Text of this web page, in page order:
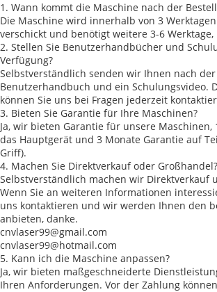
1. Wann kommt die Maschine nach der
Die Maschine wird innerhalb von 3
verschickt und benötigt weitere 3-6
2. Stellen Sie Benutzerhandbücher und
Verfügung?
Selbstverständlich senden wir Ihnen nach
Benutzerhandbuch und ein Schulungsvideo.
können Sie uns bei Fragen jederzeit
3. Bieten Sie Garantie für Ihre Maschinen?
Ja, wir bieten Garantie für unsere Maschinen,
das Hauptgerät und 3 Monate Garantie auf
Griff).
4. Machen Sie Direktverkauf oder Großhandel?
Selbstverständlich machen wir Direktverkauf
Wenn Sie an weiteren Informationen
uns kontaktieren und wir werden Ihnen den
anbieten, danke.
cnvlaser99@gmail.com
cnvlaser99@hotmail.com
5. Kann ich die Maschine anpassen?
Ja, wir bieten maßgeschneiderte
Ihren Anforderungen. Vor der Zahlung